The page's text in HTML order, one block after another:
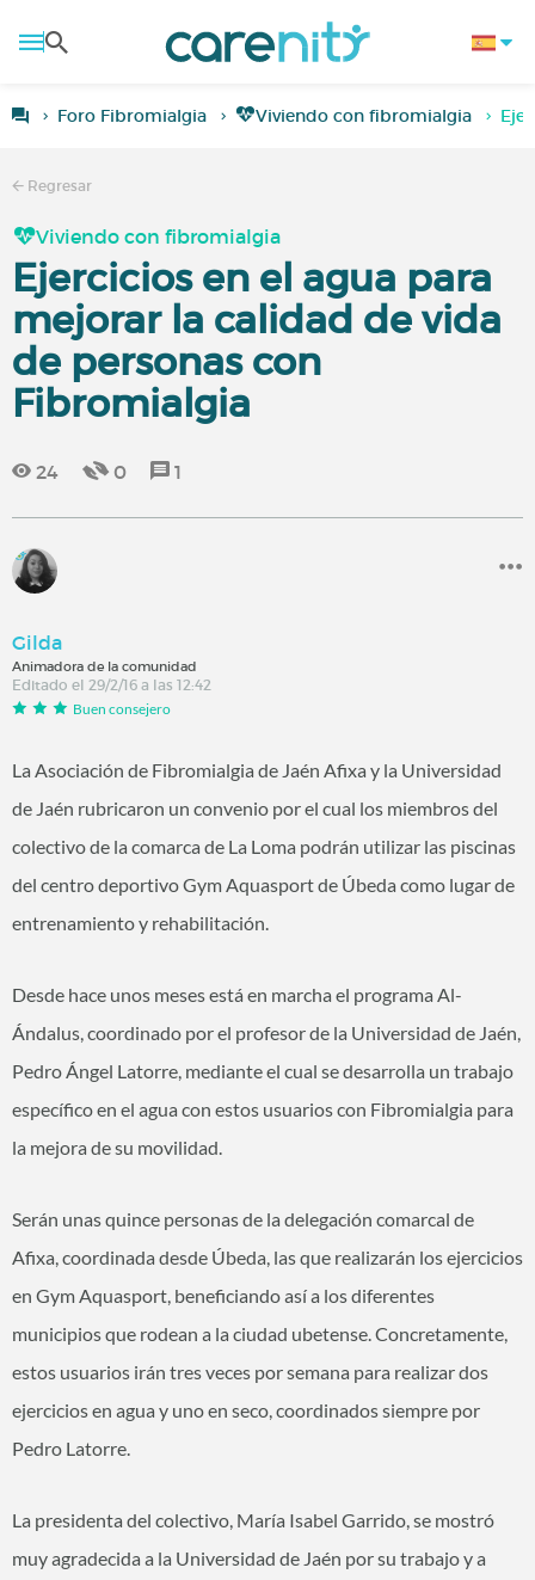
Foro Fibromialgia Viviendo con fibromialgia
Regresar
Viviendo con fibromialgia
Ejercicios en el agua para
mejorar la calidad de vida
de personas con
Fibromialgia
24 0 1
Gilda
Animadora de la comunidad
Editado el 29/2/16 a las 12:42
Buen consejero
La Asociación de Fibromialgia de Jaén Afixa y la Universidad
de Jaén rubricaron un convenio por el cual los miembros del
colectivo de la comarca de La Loma podrán utilizar las piscinas
del centro deportivo Gym Aquasport de Úbeda como lugar de
entrenamiento y rehabilitación.
Desde hace unos meses está en marcha el programa Al-
Ándalus, coordinado por el profesor de la Universidad de Jaén,
Pedro Ángel Latorre, mediante el cual se desarrolla un trabajo
específico en el agua con estos usuarios con Fibromialgia para
la mejora de su movilidad.
Serán unas quince personas de la delegación comarcal de
Afixa, coordinada desde Úbeda, las que realizarán los ejercicios
en Gym Aquasport, beneficiando así a los diferentes
municipios que rodean a la ciudad ubetense. Concretamente,
estos usuarios irán tres veces por semana para realizar dos
ejercicios en agua y uno en seco, coordinados siempre por
Pedro Latorre.
La presidenta del colectivo, María Isabel Garrido, se mostró
muy agradecida a la Universidad de Jaén por su trabajo y a